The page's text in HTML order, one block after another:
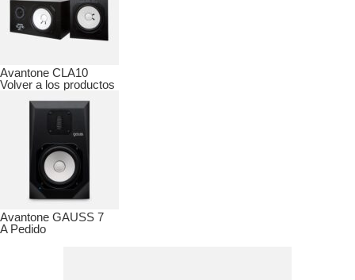
Avantone CLA10
Volver a los productos
Avantone GAUSS 7
A Pedido